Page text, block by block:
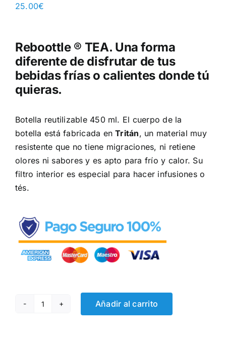
25.00€
Reboottle ® TEA. Una forma
diferente de disfrutar de tus
bebidas frías o calientes donde tú
quieras.
Botella reutilizable 450 ml. El cuerpo de la
botella está fabricada enTritán, un material muy
resistente que no tiene migraciones, ni retiene
olores ni sabores y es apto para frío y calor. Su
filtro interior es especial para hacer infusiones o
tés.
reboottle
Añadir al carrito